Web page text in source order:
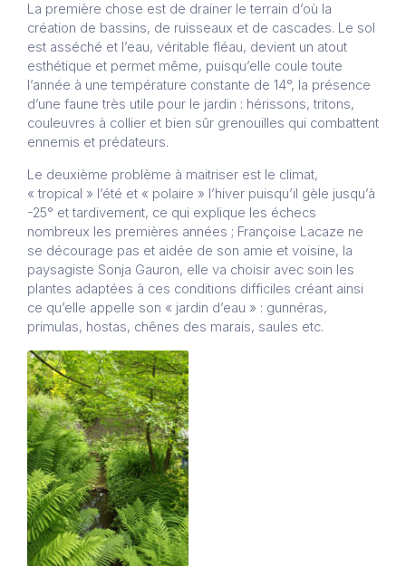
La première chose est de drainer le terrain d’où la
création de bassins, de ruisseaux et de cascades. Le sol
est asséché et l’eau, véritable fléau, devient un atout
esthétique et permet même, puisqu’elle coule toute
l’année à une température constante de 14°, la présence
d’une faune très utile pour le jardin : hérissons, tritons,
couleuvres à collier et bien sûr grenouilles qui combattent
ennemis et prédateurs.
Le deuxième problème à maitriser est le climat,
« tropical » l’été et « polaire » l’hiver puisqu’il gèle jusqu’à
-25° et tardivement, ce qui explique les échecs
nombreux les premières années ; Françoise Lacaze ne
se décourage pas et aidée de son amie et voisine, la
paysagiste Sonja Gauron, elle va choisir avec soin les
plantes adaptées à ces conditions difficiles créant ainsi
ce qu’elle appelle son « jardin d’eau » : gunnéras,
primulas, hostas, chênes des marais, saules etc.